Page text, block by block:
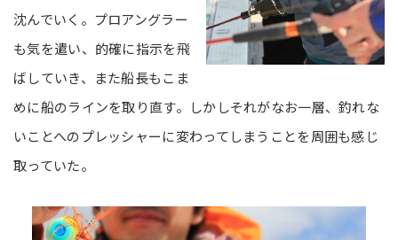
沈んでいく。プロアングラー
も気を遣い、的確に指示を飛
ばしていき、また船長もこま
めに船のラインを取り直す。しかしそれがなお一層、釣れな
いことへのプレッシャーに変わってしまうことを周囲も感じ
取っていた。